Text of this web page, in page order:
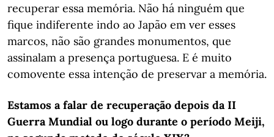
recuperar essa memória. Não há ninguém que
fique indiferente indo ao Japão em ver esses
marcos, não são grandes monumentos, que
assinalam a presença portuguesa. E é muito
comovente essa intenção de preservar a memória.
Estamos a falar de recuperação depois da II
Guerra Mundial ou logo durante o período Meiji,